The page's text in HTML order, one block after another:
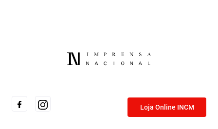
Loja Online INCM